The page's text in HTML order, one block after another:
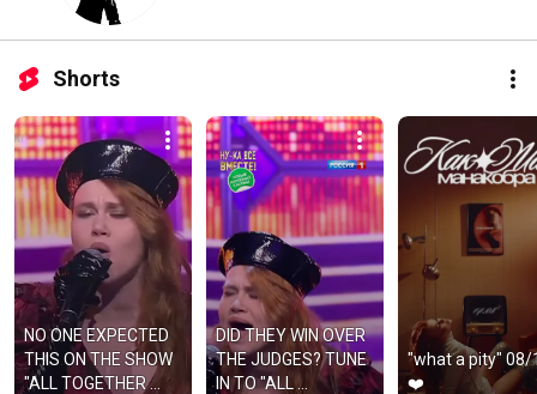
Shorts
NO ONE EXPECTED
THIS ON THE SHOW
"ALL TOGETHER
DID THEY WIN OVER
THE JUDGES? TUNE
IN TO "ALL
"what a pity" 08/
❤️